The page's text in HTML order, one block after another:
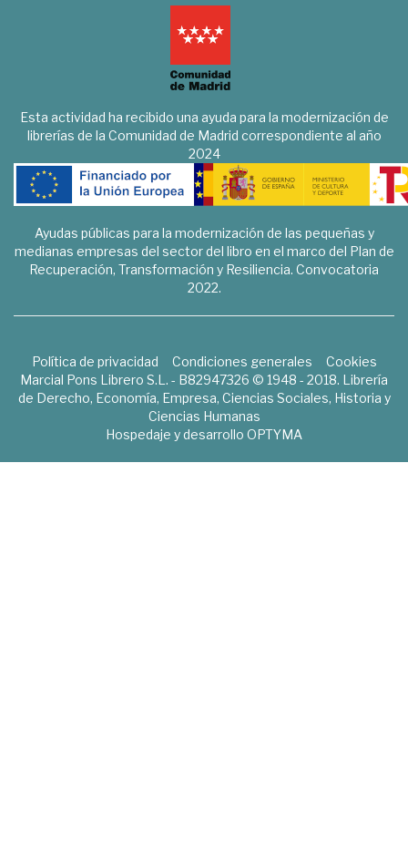
Esta actividad ha recibido una ayuda para la modernización de
librerías de la Comunidad de Madrid correspondiente al año
2024
Ayudas públicas para la modernización de las pequeñas y
medianas empresas del sector del libro en el marco del Plan de
Recuperación, Transformación y Resiliencia. Convocatoria
2022.
Política de privacidad Condiciones generales
Cookies
Marcial Pons Librero S.L. - B82947326 © 1948 - 2018. Librería
de Derecho, Economía, Empresa, Ciencias Sociales, Historia y
Ciencias Humanas
Hospedaje y desarrollo OPTYMA